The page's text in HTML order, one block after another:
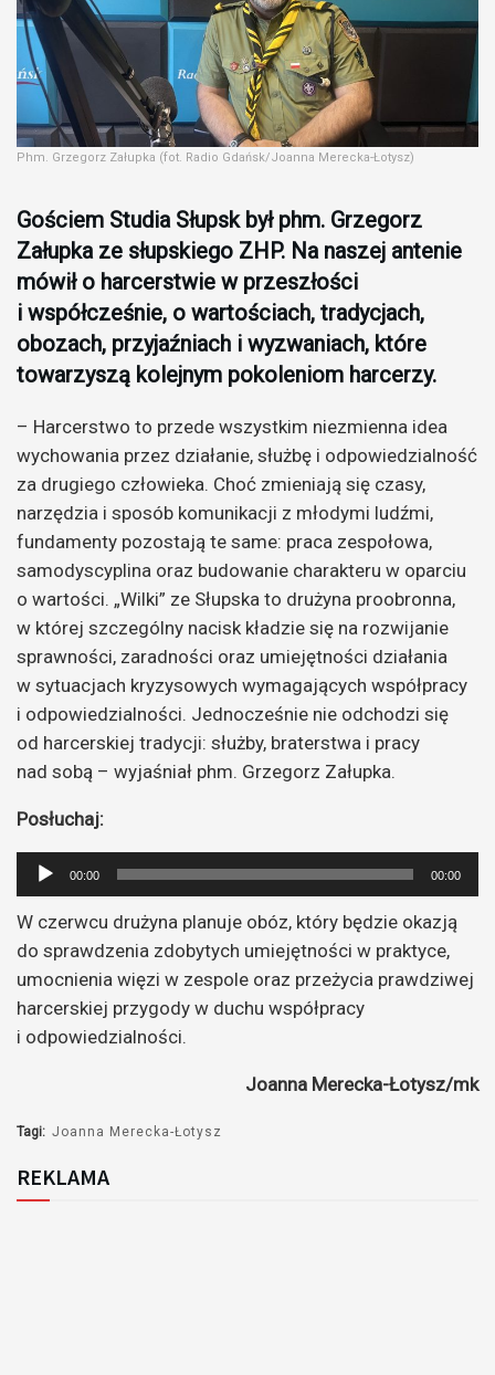
Phm. Grzegorz Załupka (fot. Radio Gdańsk/Joanna Merecka-Łotysz)
Gościem Studia Słupsk był phm. Grzegorz
Załupka ze słupskiego ZHP. Na naszej antenie
mówił o harcerstwie w przeszłości
i współcześnie, o wartościach, tradycjach,
obozach, przyjaźniach i wyzwaniach, które
towarzyszą kolejnym pokoleniom harcerzy.
– Harcerstwo to przede wszystkim niezmienna idea
wychowania przez działanie, służbę i odpowiedzialność
za drugiego człowieka. Choć zmieniają się czasy,
narzędzia i sposób komunikacji z młodymi ludźmi,
fundamenty pozostają te same: praca zespołowa,
samodyscyplina oraz budowanie charakteru w oparciu
o wartości. „Wilki” ze Słupska to drużyna proobronna,
w której szczególny nacisk kładzie się na rozwijanie
sprawności, zaradności oraz umiejętności działania
w sytuacjach kryzysowych wymagających współpracy
i odpowiedzialności. Jednocześnie nie odchodzi się
od harcerskiej tradycji: służby, braterstwa i pracy
nad sobą – wyjaśniał phm. Grzegorz Załupka.
Posłuchaj:
Odtwarzacz
plików
dźwiękowych
00:00 00:00
W czerwcu drużyna planuje obóz, który będzie okazją
do sprawdzenia zdobytych umiejętności w praktyce,
umocnienia więzi w zespole oraz przeżycia prawdziwej
harcerskiej przygody w duchu współpracy
i odpowiedzialności.
Joanna Merecka-Łotysz/mk
Tagi: Joanna Merecka-Łotysz
REKLAMA